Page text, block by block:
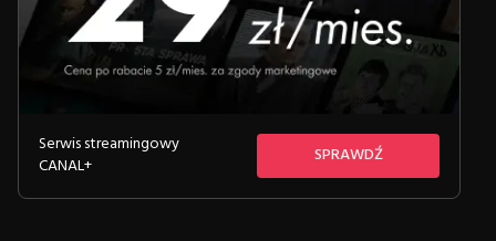
Serwis streamingowy
CANAL+
SPRAWDŹ